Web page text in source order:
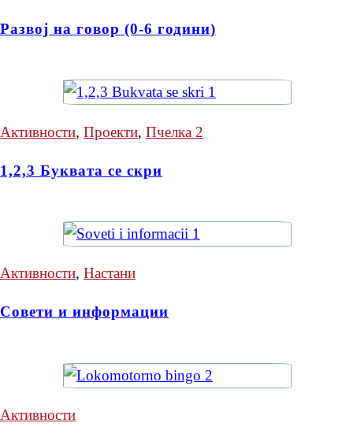
Развој на говор (0-6 години)
Активности, Проекти, Пчелка 2
1,2,3 Буквата се скри
Активности, Настани
Совети и информации
Активности